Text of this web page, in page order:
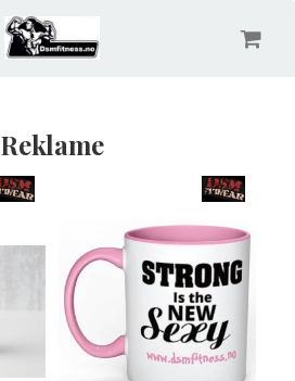
Reklame
Nullstill
Trykk ENTER for å søke